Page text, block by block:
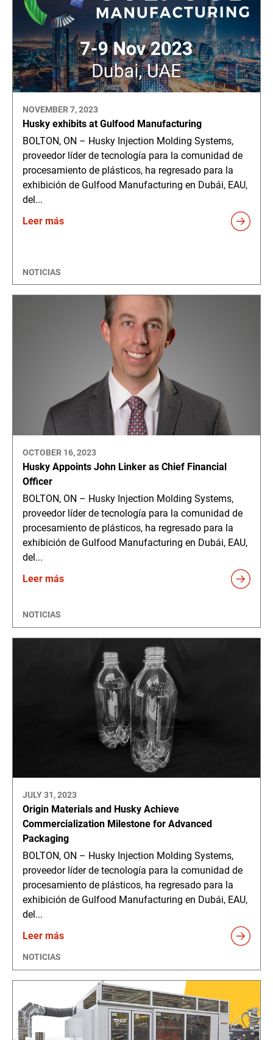
NOVEMBER 7, 2023
Husky exhibits at Gulfood Manufacturing
BOLTON, ON – Husky Injection Molding Systems,
proveedor líder de tecnología para la comunidad de
procesamiento de plásticos, ha regresado para la
exhibición de Gulfood Manufacturing en Dubái, EAU,
del...
Leer más
NOTICIAS
OCTOBER 16, 2023
Husky Appoints John Linker as Chief Financial
Officer
BOLTON, ON – Husky Injection Molding Systems,
proveedor líder de tecnología para la comunidad de
procesamiento de plásticos, ha regresado para la
exhibición de Gulfood Manufacturing en Dubái, EAU,
del...
Leer más
NOTICIAS
JULY 31, 2023
Origin Materials and Husky Achieve
Commercialization Milestone for Advanced
Packaging
BOLTON, ON – Husky Injection Molding Systems,
proveedor líder de tecnología para la comunidad de
procesamiento de plásticos, ha regresado para la
exhibición de Gulfood Manufacturing en Dubái, EAU,
del...
Leer más
NOTICIAS